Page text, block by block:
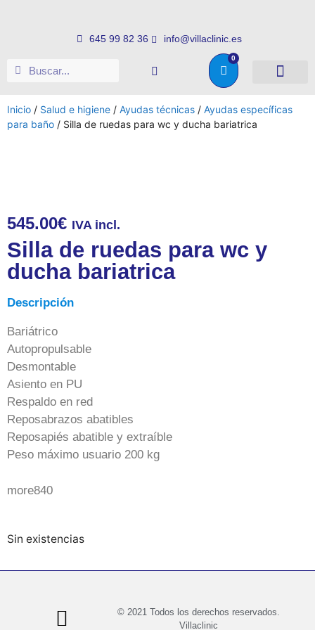
645 99 82 36 info@villaclinic.es
0
Inicio / Salud e higiene / Ayudas técnicas / Ayudas específicas
para baño / Silla de ruedas para wc y ducha bariatrica
545.00€ IVA incl.
Silla de ruedas para wc y
ducha bariatrica
Descripción
Bariátrico
Autopropulsable
Desmontable
Asiento en PU
Respaldo en red
Reposabrazos abatibles
Reposapiés abatible y extraíble
Peso máximo usuario 200 kg
more840
Sin existencias
© 2021 Todos los derechos reservados.
Villaclinic